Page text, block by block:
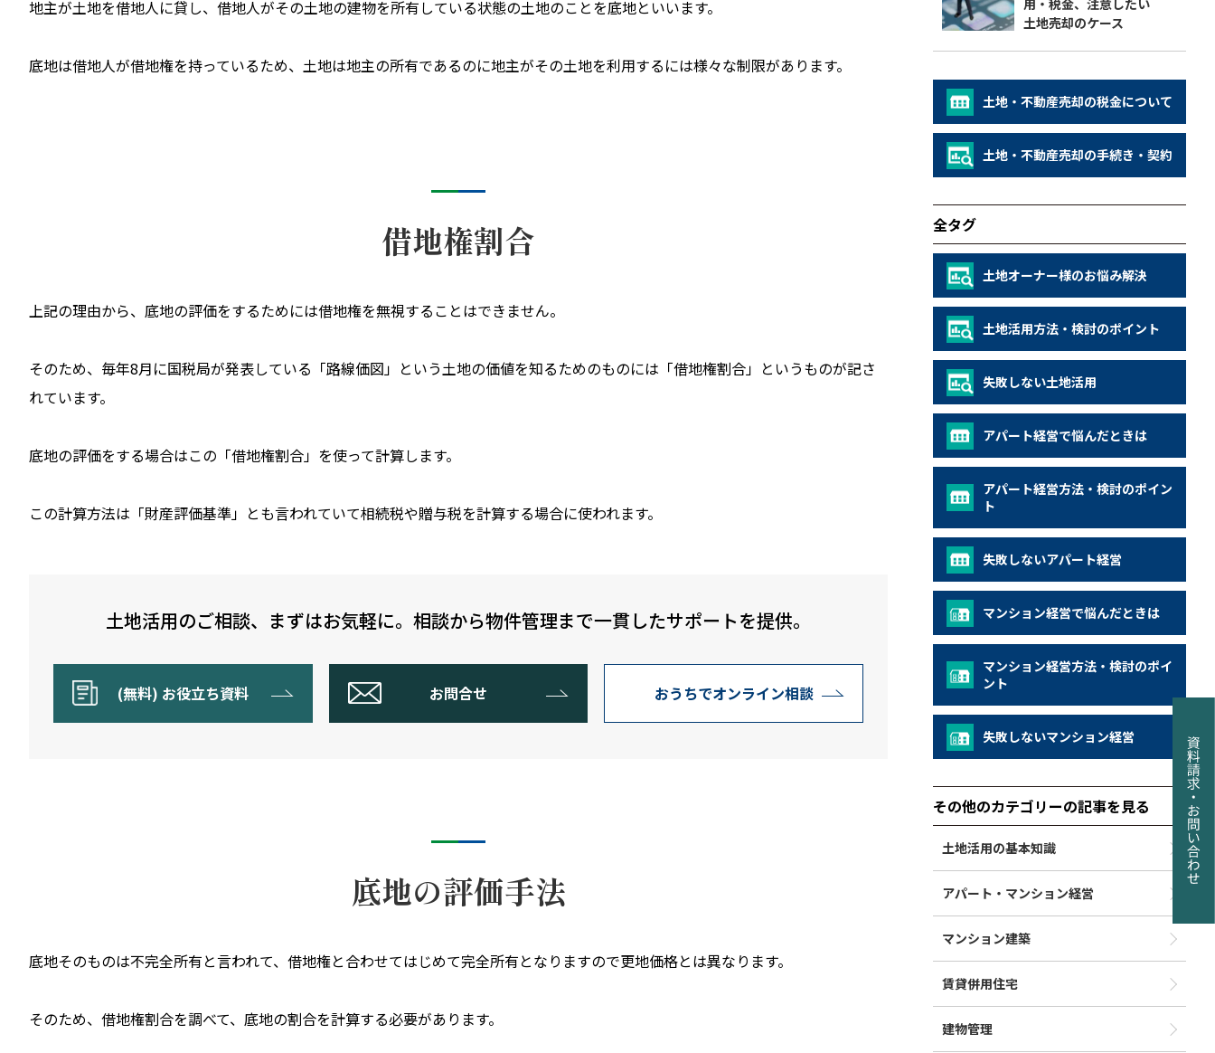
地主が土地を借地人に貸し、借地人がその土地の建物を所有している状態の土地のことを底地といいます。
底地は借地人が借地権を持っているため、土地は地主の所有であるのに地主がその土地を利用するには様々な制限があります。
借地権割合
上記の理由から、底地の評価をするためには借地権を無視することはできません。
そのため、毎年8月に国税局が発表している「路線価図」という土地の価値を知るためのものには「借地権割合」というものが記さ
れています。
底地の評価をする場合はこの「借地権割合」を使って計算します。
この計算方法は「財産評価基準」とも言われていて相続税や贈与税を計算する場合に使われます。
土地活用のご相談、まずはお気軽に。相談から物件管理まで一貫したサポートを提供。
(無料) お役立ち資料 お問合せ おうちでオンライン相談
底地の評価手法
底地そのものは不完全所有と言われて、借地権と合わせてはじめて完全所有となりますので更地価格とは異なります。
そのため、借地権割合を調べて、底地の割合を計算する必要があります。
用・税金、注意したい
土地売却のケース
土地・不動産売却の税金について
土地・不動産売却の手続き・契約
全タグ
土地オーナー様のお悩み解決
土地活用方法・検討のポイント
失敗しない土地活用
アパート経営で悩んだときは
アパート経営方法・検討のポイン
ト
失敗しないアパート経営
マンション経営で悩んだときは
マンション経営方法・検討のポイ
ント
失敗しないマンション経営
その他のカテゴリーの記事を見る
土地活用の基本知識
アパート・マンション経営
マンション建築
賃貸併用住宅
建物管理